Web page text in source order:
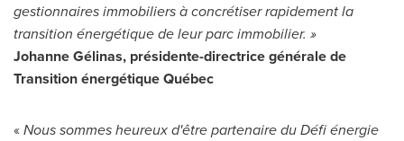
gestionnaires immobiliers à concrétiser rapidement la
transition énergétique de leur parc immobilier. »
Johanne Gélinas, présidente-directrice générale de
Transition énergétique Québec
«Nous sommes heureux d'être partenaire du Défi énergie